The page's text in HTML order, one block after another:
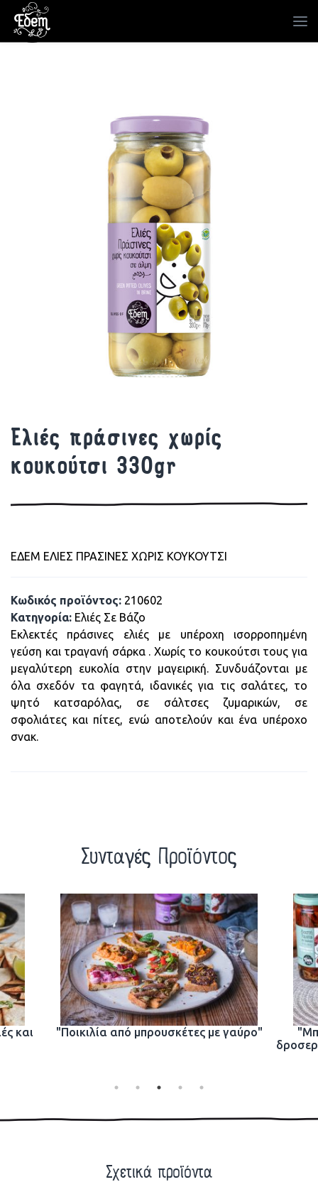
Ελιές πράσινες χωρίς
κουκούτσι 330gr
ΕΔΕΜ ΕΛΙΕΣ ΠΡΑΣΙΝΕΣ ΧΩΡΙΣ ΚΟΥΚΟΥΤΣΙ
Κωδικός προϊόντος: 210602
Κατηγορία: Ελιές Σε Βάζο
Εκλεκτές πράσινες ελιές με υπέροχη ισορροπημένη
γεύση και τραγανή σάρκα . Χωρίς το κουκούτσι τους για
μεγαλύτερη ευκολία στην μαγειρική. Συνδυάζονται με
όλα σχεδόν τα φαγητά, ιδανικές για τις σαλάτες, το
ψητό κατσαρόλας, σε σάλτσες ζυμαρικών, σε
σφολιάτες και πίτες, ενώ αποτελούν και ένα υπέροχο
σνακ.
Συνταγές Προϊόντος
και "Ποικιλία από μπρουσκέτες με γαύρο"
Σχετικά προϊόντα